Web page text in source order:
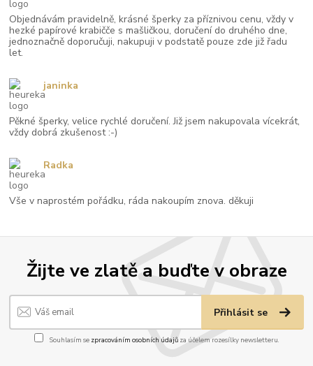
Žijte ve zlatě a buďte v obraze
Přihlásit se
Souhlasím se zpracováním osobních údajůza účelem rozesílky newsletteru.
Objednávám pravidelně, krásné šperky za příznivou cenu, vždy v
hezké papírové krabičče s mašličkou, doručení do druhého dne,
jednoznačně doporučuji, nakupuji v podstatě pouze zde již řadu
let.
Pěkné šperky, velice rychlé doručení. Již jsem nakupovala vícekrát,
vždy dobrá zkušenost :-)
janinka
Vše v naprostém pořádku, ráda nakoupím znova. děkuji
Radka